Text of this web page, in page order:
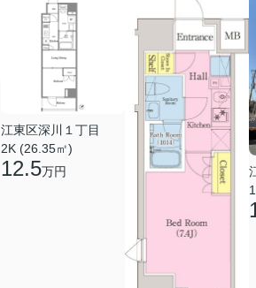
江東区深川１丁目
2K (26.35㎡)
12.5万円